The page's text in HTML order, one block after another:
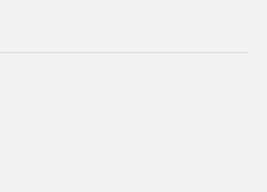
ASP, и т.д.) или баз данных на